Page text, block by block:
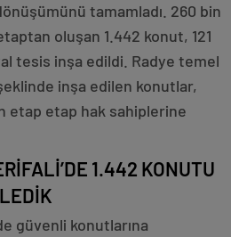
tamamladı. 260 bin
oluşan 1.442 konut, 121
tesis inşa edildi. Radye temel
inşa edilen konutlar,
etap etap hak sahiplerine
1.442 KONUTU
güvenli konutlarına